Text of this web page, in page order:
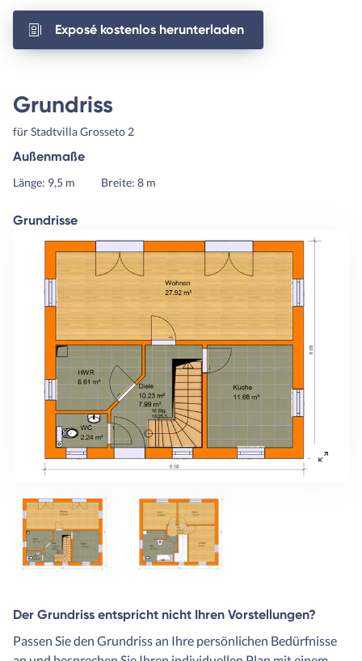
Exposé kostenlos herunterladen
Grundriss
für Stadtvilla Grosseto 2
Außenmaße
Länge: 9,5 m Breite: 8 m
Grundrisse
Der Grundriss entspricht nicht Ihren Vorstellungen?
Passen Sie den Grundriss an Ihre persönlichen Bedürfnisse